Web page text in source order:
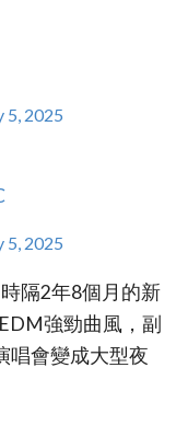
5, 2025
5, 2025
隔2年8個月的新
強勁曲風，副
唱會變成大型夜